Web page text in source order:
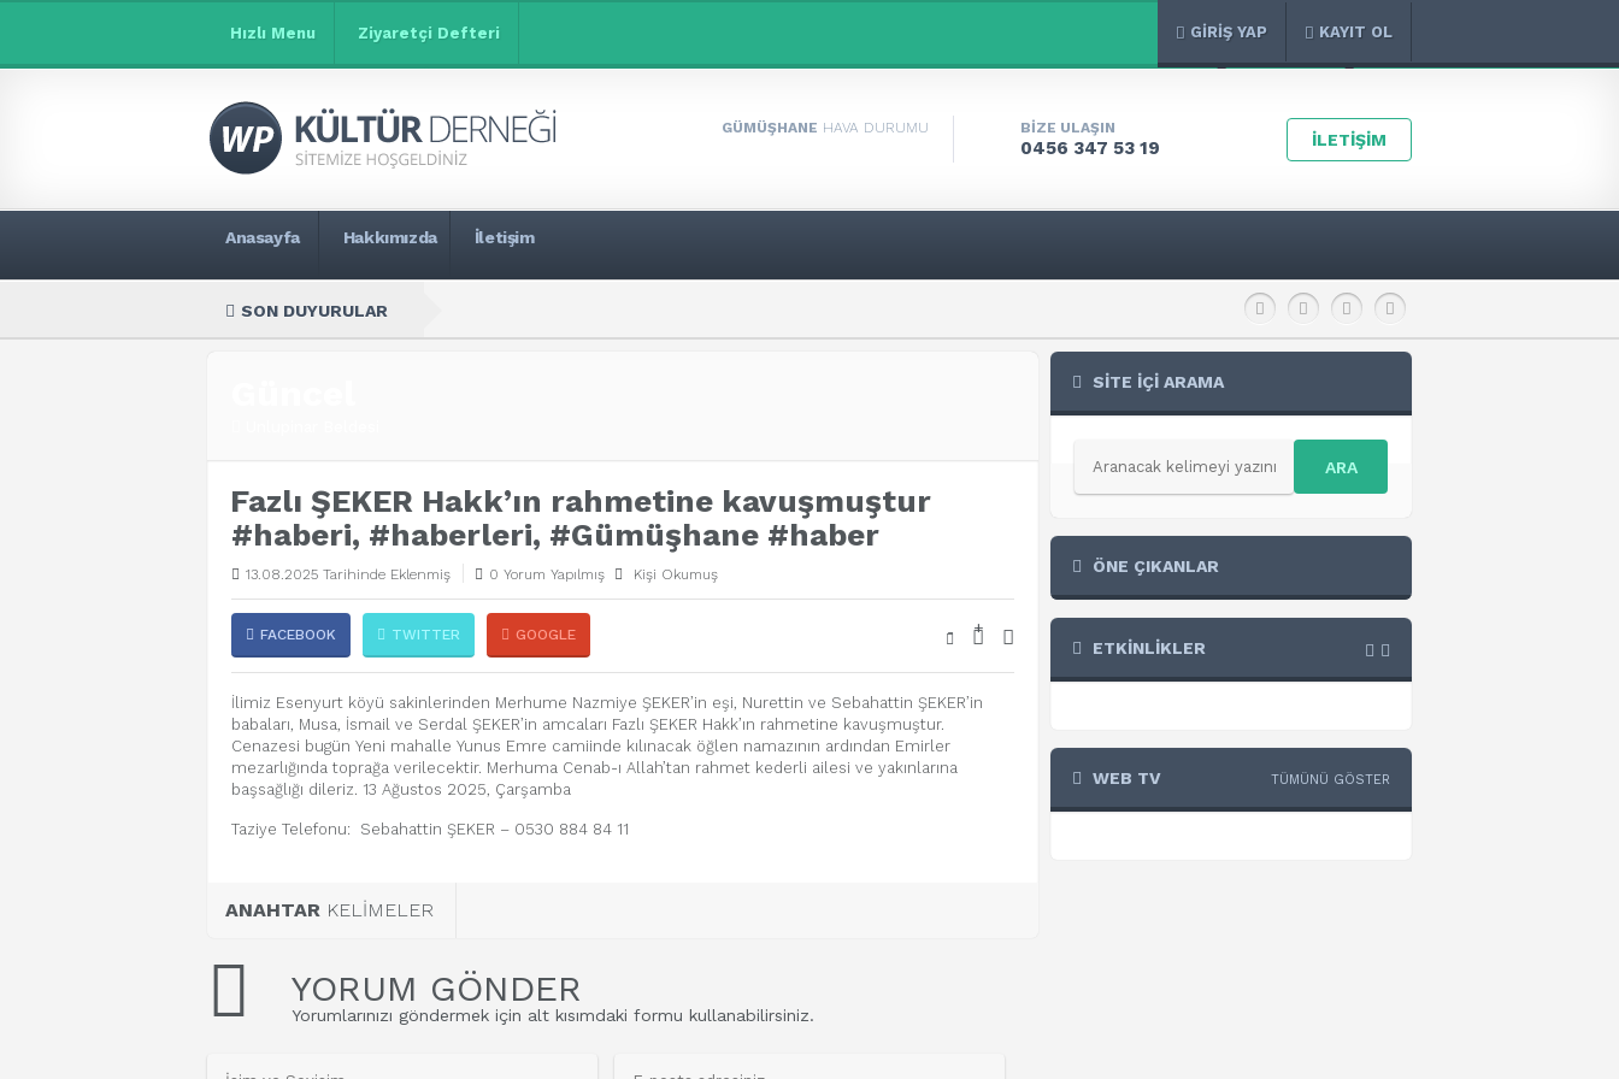
Hızlı Menu Ziyaretçi Defteri GİRİŞ YAP KAYIT OL
GÜMÜŞHANE HAVA DURUMU BİZE ULAŞIN
0456 347 53 19 İLETİŞİM
Anasayfa Hakkımızda İletişim
SON DUYURULAR
Fazlı ŞEKER Hakk’ın rahmetine kavuşmuştur
#haberi, #haberleri, #Gümüşhane #haber
13.08.2025 Tarihinde Eklenmiş 0 Yorum Yapılmış Kişi Okumuş
FACEBOOK TWITTER GOOGLE - +
İlimiz Esenyurt köyü sakinlerinden Merhume Nazmiye ŞEKER’in eşi, Nurettin ve Sebahattin ŞEKER’in
babaları, Musa, İsmail ve Serdal ŞEKER’in amcaları Fazlı ŞEKER Hakk’ın rahmetine kavuşmuştur.
Cenazesi bugün Yeni mahalle Yunus Emre camiinde kılınacak öğlen namazının ardından Emirler
mezarlığında toprağa verilecektir. Merhuma Cenab-ı Allah’tan rahmet kederli ailesi ve yakınlarına
başsağlığı dileriz. 13 Ağustos 2025, Çarşamba
Taziye Telefonu: Sebahattin ŞEKER – 0530 884 84 11
ANAHTAR KELİMELER
YORUM GÖNDER
Yorumlarınızı göndermek için alt kısımdaki formu kullanabilirsiniz.
SİTE İÇİ ARAMA
ARA
ÖNE ÇIKANLAR
ETKİNLİKLER
WEB TV TÜMÜNÜ GÖSTER